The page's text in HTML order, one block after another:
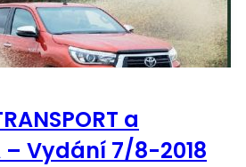
a
– Vydání 7/8-2018